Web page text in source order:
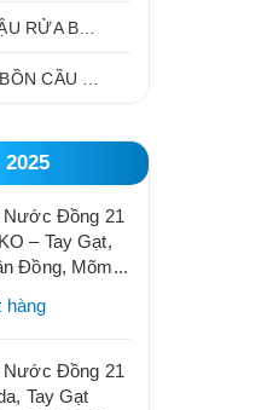
Nước Đồng 21
– Tay Gạt,
Đồng, Mõm...
hàng
Nước Đồng 21
Tay Gạt